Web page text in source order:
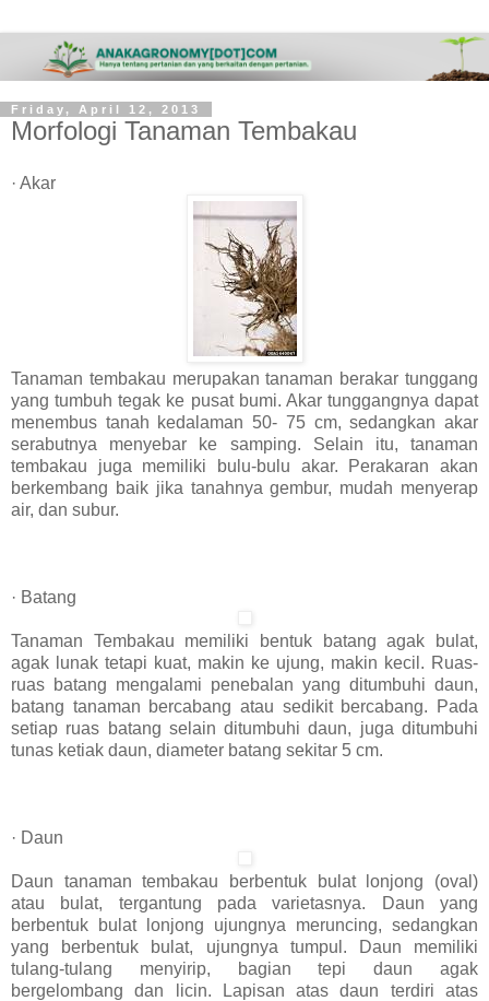
Friday, April 12, 2013
Morfologi Tanaman Tembakau
· Akar
Tanaman tembakau merupakan tanaman berakar tunggang
yang tumbuh tegak ke pusat bumi. Akar tunggangnya dapat
menembus tanah kedalaman 50- 75 cm, sedangkan akar
serabutnya menyebar ke samping. Selain itu, tanaman
tembakau juga memiliki bulu-bulu akar. Perakaran akan
berkembang baik jika tanahnya gembur, mudah menyerap
air, dan subur.
· Batang
Tanaman Tembakau memiliki bentuk batang agak bulat,
agak lunak tetapi kuat, makin ke ujung, makin kecil. Ruas-
ruas batang mengalami penebalan yang ditumbuhi daun,
batang tanaman bercabang atau sedikit bercabang. Pada
setiap ruas batang selain ditumbuhi daun, juga ditumbuhi
tunas ketiak daun, diameter batang sekitar 5 cm.
· Daun
Daun tanaman tembakau berbentuk bulat lonjong (oval)
atau bulat, tergantung pada varietasnya. Daun yang
berbentuk bulat lonjong ujungnya meruncing, sedangkan
yang berbentuk bulat, ujungnya tumpul. Daun memiliki
tulang-tulang menyirip, bagian tepi daun agak
bergelombang dan licin. Lapisan atas daun terdiri atas